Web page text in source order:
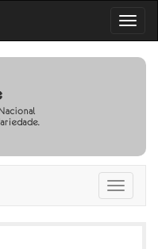
Toggle